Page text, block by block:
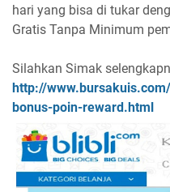
hari yang bisa di tukar
Gratis Tanpa Minimum
Silahkan Simak
http://
bonus-poin-reward.html